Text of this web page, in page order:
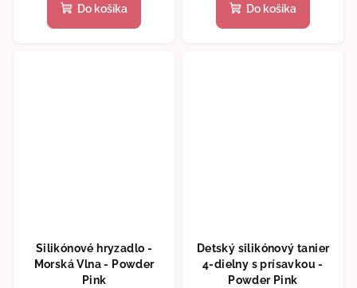
Do košíka Do košíka
Silikónové hryzadlo -
Morská Vlna - Powder
Pink
Detský silikónový tanier
4-dielny s prísavkou -
Powder Pink